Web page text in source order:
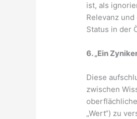
ist, als
Relevanz
Status in der
6. „Ein
Diese
zwischen
„Wert“) zu